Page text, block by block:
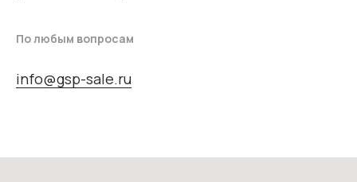
По любым вопросам
info@gsp-sale.ru